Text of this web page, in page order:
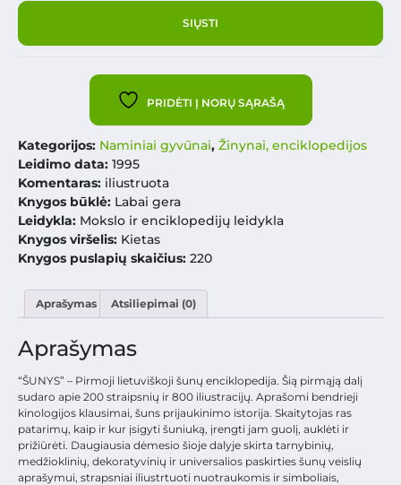
PRIDĖTI Į NORŲ SĄRAŠĄ
Kategorijos: Naminiai gyvūnai, Žinynai, enciklopedijos
Leidimo data: 1995
Komentaras: iliustruota
Knygos būklė: Labai gera
Leidykla: Mokslo ir enciklopedijų leidykla
Knygos viršelis: Kietas
Knygos puslapių skaičius: 220
Aprašymas Atsiliepimai (0)
Aprašymas
“ŠUNYS” – Pirmoji lietuviškoji šunų enciklopedija. Šią pirmąją dalį
sudaro apie 200 straipsnių ir 800 iliustracijų. Aprašomi bendrieji
kinologijos klausimai, šuns prijaukinimo istorija. Skaitytojas ras
patarimų, kaip ir kur įsigyti šuniuką, įrengti jam guolį, auklėti ir
prižiūrėti. Daugiausia dėmesio šioje dalyje skirta tarnybinių,
medžioklinių, dekoratyvinių ir universalios paskirties šunų veislių
aprašymui, strapsniai iliustrtuoti nuotraukomis ir simboliais,